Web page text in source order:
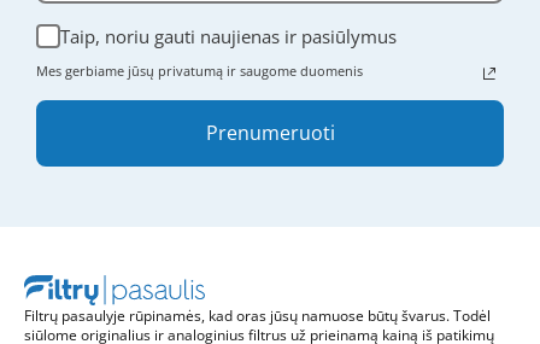
Taip, noriu gauti naujienas ir pasiūlymus
Mes gerbiame jūsų privatumą ir saugome duomenis
Prenumeruoti
Filtrų pasaulyje rūpinamės, kad oras jūsų namuose būtų švarus. Todėl
siūlome originalius ir analoginius filtrus už prieinamą kainą iš patikimų